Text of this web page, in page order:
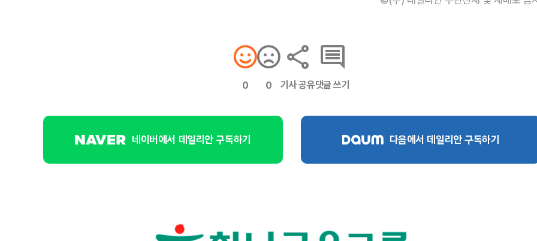
0 0 기사 공유댓글 쓰기
네이버에서 데일리안 구독하기 다음에서 데일리안 구독하기